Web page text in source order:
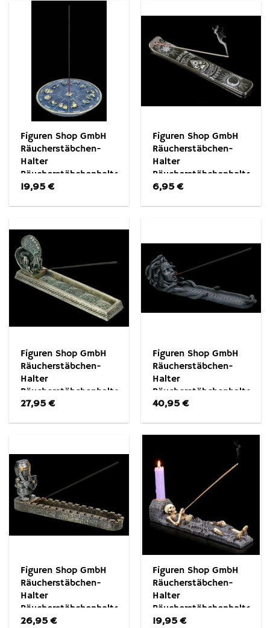
Figuren Shop GmbH
Räucherstäbchen-
Halter
Räucherstäbchenhalter
– Tierkreiszeichen gold
19,95€
Figuren Shop GmbH
Räucherstäbchen-
Halter
Räucherstäbchenhalter
– Witchboard –
6,95€
Figuren Shop GmbH
Räucherstäbchen-
Halter
Räucherstäbchenhalter
Cthulhu – Fantasy
27,95€
Figuren Shop GmbH
Räucherstäbchen-
Halter
Räucherstäbchenhalter
Medusa – Fantasy
40,95€
Figuren Shop GmbH
Räucherstäbchen-
Halter
Räucherstäbchenhalter
Ritter – Mittelalter
26,95€
Figuren Shop GmbH
Räucherstäbchen-
Halter
Räucherstäbchenhalter
Skelett – Kerzenhalter
19,95€